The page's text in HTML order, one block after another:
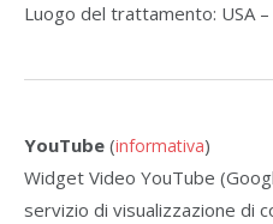
Luogo del trattamento: USA –
YouTube (informativa)
Widget Video YouTube
servizio di visualizzazione di